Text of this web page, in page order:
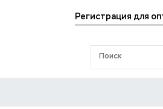
Регистрация для